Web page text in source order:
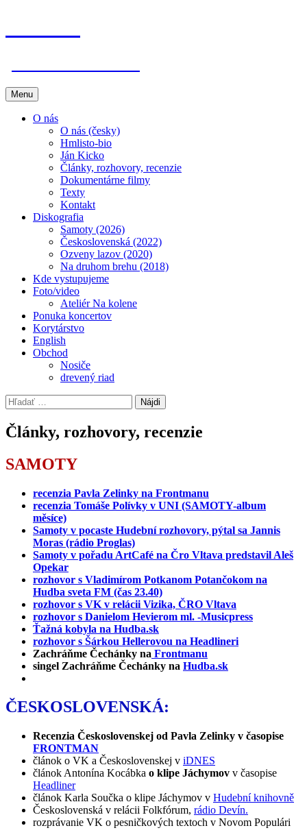
Menu Preskočiť
na
obsah
O nás
O nás (česky)
Hmlisto-bio
Ján Kicko
Články, rozhovory, recenzie
Dokumentárne filmy
Texty
Kontakt
Diskografia
Samoty (2026)
Československá (2022)
Ozveny lazov (2020)
Na druhom brehu (2018)
Kde vystupujeme
Foto/video
Ateliér Na kolene
Ponuka koncertov
Korytárstvo
English
Obchod
Nosiče
drevený riad
Hľadať:
Články, rozhovory, recenzie
SAMOTY
recenzia Pavla Zelinky na Frontmanu
recenzia Tomáše Polívky v UNI (SAMOTY-album
měsíce)
Samoty v pocaste Hudební rozhovory, pýtal sa Jannis
Moras (rádio Proglas)
Samoty v pořadu ArtCafé na Čro Vltava predstavil Aleš
Opekar
rozhovor s Vladimírom Potkanom Potančokom na
Hudba sveta FM (čas 23.40)
rozhovor s VK v relácii Vizika, ČRO Vltava
rozhovor s Danielom Hevierom ml. -Musicpress
Ťažná kobyla na Hudba.sk
rozhovor s Šárkou Hellerovou na Headlineri
Zachráňme Čechánky na Frontmanu
singel Zachráňme Čechánky na Hudba.sk
ČESKOSLOVENSKÁ:
Recenzia Československej od Pavla Zelinky v časopise
FRONTMAN
článok o VK a Československej v iDNES
článok Antonína Kocábka o klipe Jáchymov v časopise
Headliner
článok Karla Součka o klipe Jáchymov v Hudební knihovně
Československá v relácii Folkfórum, rádio Devín.
rozprávanie VK o pesničkových textoch v Novom Populári